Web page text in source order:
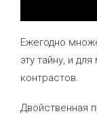
Ежегодно
эту тайну, и
контрастов.
Двойственная